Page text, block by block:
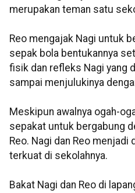
merupakan teman satu
Reo mengajak Nagi untuk
sepak bola bentukannya
fisik dan refleks Nagi yang
sampai menjulukinya
Meskipun awalnya ogah-
sepakat untuk bergabung
Reo. Nagi dan Reo menjadi
terkuat di sekolahnya.
Bakat Nagi dan Reo di